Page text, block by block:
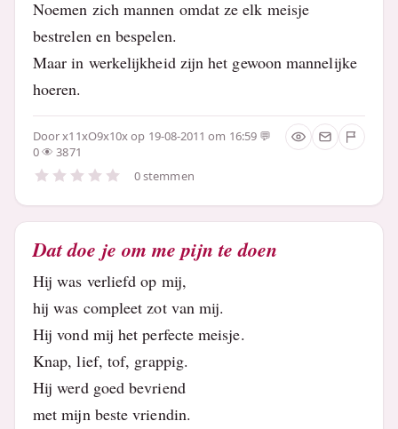
Noemen zich mannen omdat ze elk meisje
bestrelen en bespelen.
Maar in werkelijkheid zijn het gewoon mannelijke
hoeren.
Doorx11xO9x10xop 19-08-2011 om 16:59
0
3871
0 stemmen
Dat doe je om me pijn te doen
Hij was verliefd op mij,
hij was compleet zot van mij.
Hij vond mij het perfecte meisje.
Knap, lief, tof, grappig.
Hij werd goed bevriend
met mijn beste vriendin.